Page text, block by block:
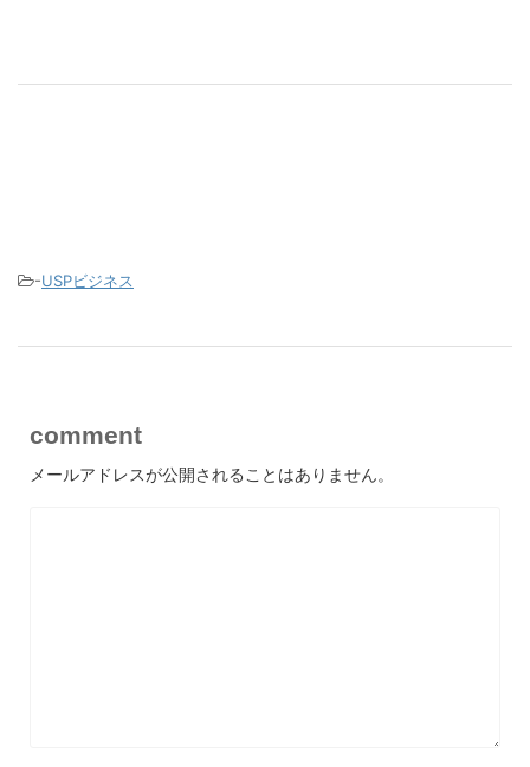
-USPビジネス
comment
メールアドレスが公開されることはありません。